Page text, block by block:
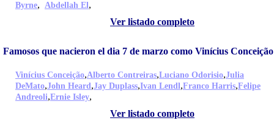
Byrne, Abdellah El,
Ver listado completo
Famosos que nacieron el dia 7 de marzo como Vinícius Conceição
Vinícius Conceição,Alberto Contreiras,Luciano Odorisio,Julia
DeMato,John Heard,Jay Duplass,Ivan Lendl,Franco Harris,Felipe
Andreoli,Ernie Isley,
Ver listado completo